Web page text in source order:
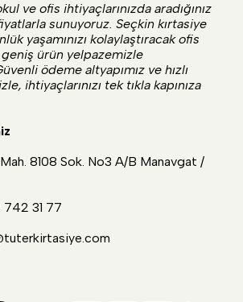
ve ofis ihtiyaçlarınızda aradığınız
sunuyoruz. Seçkin kırtasiye
yaşamınızı kolaylaştıracak ofis
ürün yelpazemizle
ödeme altyapımız ve hızlı
ihtiyaçlarınızı tek tıkla kapınıza
8108 Sok. No3 A/B Manavgat /
31 77